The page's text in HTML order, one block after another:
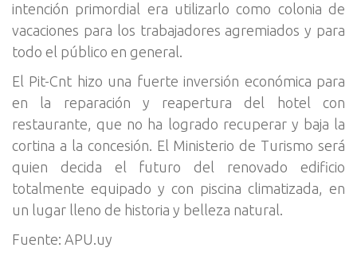
intención primordial era utilizarlo como colonia de
vacaciones para los trabajadores agremiados y para
todo el público en general.
El Pit-Cnt hizo una fuerte inversión económica para
en la reparación y reapertura del hotel con
restaurante, que no ha logrado recuperar y baja la
cortina a la concesión. El Ministerio de Turismo será
quien decida el futuro del renovado edificio
totalmente equipado y con piscina climatizada, en
un lugar lleno de historia y belleza natural.
Fuente: APU.uy